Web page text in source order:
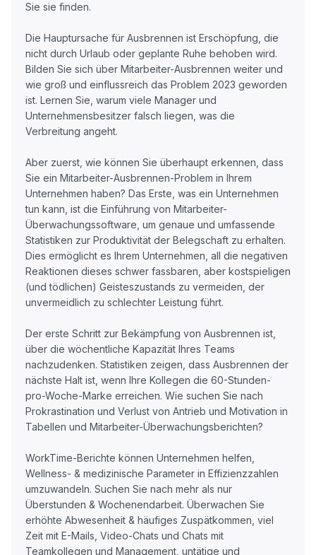
Sie sie finden.
Die Hauptursache für Ausbrennen ist Erschöpfung, die
nicht durch Urlaub oder geplante Ruhe behoben wird.
Bilden Sie sich über Mitarbeiter-Ausbrennen weiter und
wie groß und einflussreich das Problem 2023 geworden
ist. Lernen Sie, warum viele Manager und
Unternehmensbesitzer falsch liegen, was die
Verbreitung angeht.
Aber zuerst, wie können Sie überhaupt erkennen, dass
Sie ein Mitarbeiter-Ausbrennen-Problem in Ihrem
Unternehmen haben? Das Erste, was ein Unternehmen
tun kann, ist die Einführung von Mitarbeiter-
Überwachungssoftware, um genaue und umfassende
Statistiken zur Produktivität der Belegschaft zu erhalten.
Dies ermöglicht es Ihrem Unternehmen, all die negativen
Reaktionen dieses schwer fassbaren, aber kostspieligen
(und tödlichen) Geisteszustands zu vermeiden, der
unvermeidlich zu schlechter Leistung führt.
Der erste Schritt zur Bekämpfung von Ausbrennen ist,
über die wöchentliche Kapazität Ihres Teams
nachzudenken. Statistiken zeigen, dass Ausbrennen der
nächste Halt ist, wenn Ihre Kollegen die 60-Stunden-
pro-Woche-Marke erreichen. Wie suchen Sie nach
Prokrastination und Verlust von Antrieb und Motivation in
Tabellen und Mitarbeiter-Überwachungsberichten?
WorkTime-Berichte können Unternehmen helfen,
Wellness- & medizinische Parameter in Effizienzzahlen
umzuwandeln. Suchen Sie nach mehr als nur
Überstunden & Wochenendarbeit. Überwachen Sie
erhöhte Abwesenheit & häufiges Zuspätkommen, viel
Zeit mit E-Mails, Video-Chats und Chats mit
Teamkollegen und Management, untätige und